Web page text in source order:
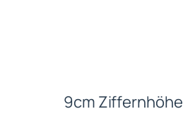
9cm Ziffernhöhe